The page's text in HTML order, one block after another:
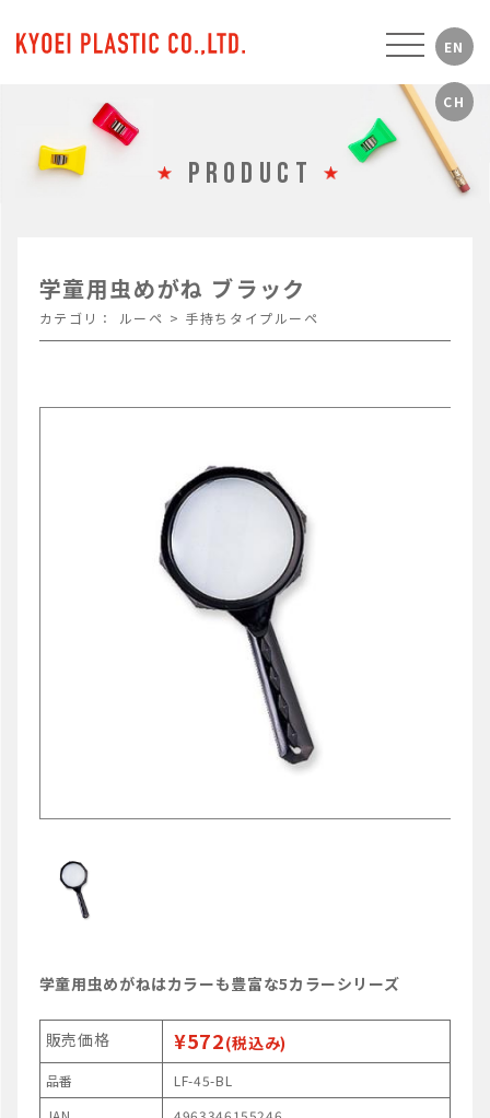
PRODUCT
学童用虫めがね ブラック
カテゴリ： ルーペ > 手持ちタイプルーペ
学童用虫めがねはカラーも豊富な5カラーシリーズ
販売価格 ¥572(税込み)
品番
LF-45-BL